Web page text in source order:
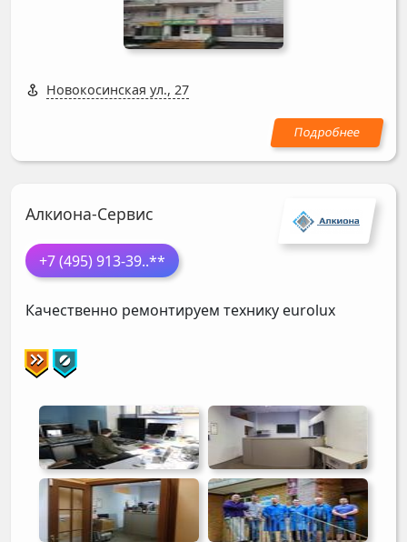
Новокосинская ул., 27
Алкиона-Сервис
+7 (495) 913-39..**
Качественно ремонтируем технику eurolux